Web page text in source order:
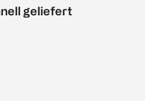
geliefert